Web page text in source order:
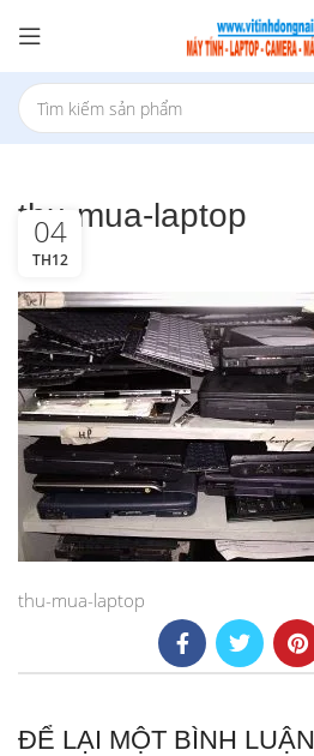
thu-mua-laptop
04
TH12
thu-mua-laptop
ĐỂ LẠI MỘT BÌNH LUẬN